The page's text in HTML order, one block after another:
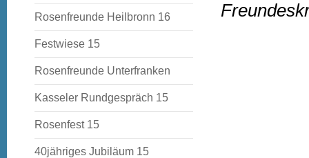
Rosenfreunde Heilbronn 16
Festwiese 15
Rosenfreunde Unterfranken
Kasseler Rundgespräch 15
Rosenfest 15
40jähriges Jubiläum 15